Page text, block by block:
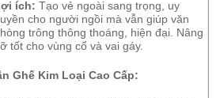
ích: Tạo vẻ ngoài sang trọng,
uy
cho người ngồi mà vẫn giúp văn
trông thông thoáng,
hiện đại.
Nâng
tốt cho vùng cổ và vai gáy.
Ghế Kim Loại Cao Cấp: